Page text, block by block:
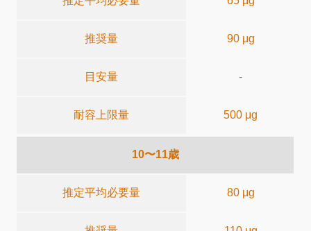
推奨量 90 μg
目安量 -
耐容上限量 500 μg
10〜11歳
推定平均必要量 80 μg